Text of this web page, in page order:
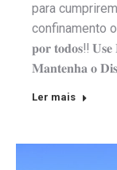
para
confinamento
𝐩𝐨𝐫 𝐭𝐨𝐝𝐨𝐬‼️ 𝐔𝐬𝐞
𝐌𝐚𝐧𝐭𝐞𝐧𝐡𝐚 𝐨
Ler mais